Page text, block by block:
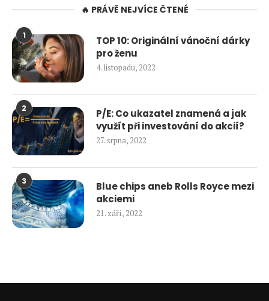
🔥 PRÁVĚ NEJVÍCE ČTENÉ
1
TOP 10: Originální vánoční dárky
pro ženu
4. listopadu, 2022
2
P/E: Co ukazatel znamená a jak
využít při investování do akcií?
27. srpna, 2022
3
Blue chips aneb Rolls Royce mezi
akciemi
21. září, 2022